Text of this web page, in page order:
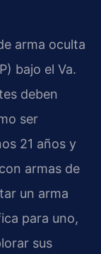
arma oculta
bajo el Va.
deben
ser
21 años y
armas de
un arma
para uno,
sus